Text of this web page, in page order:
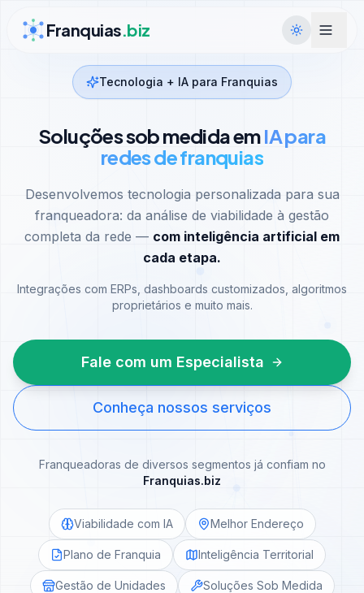
Franquias.biz
Tecnologia + IA para Franquias
Soluções sob medida emIA para
redes de franquias
Desenvolvemos tecnologia personalizada para sua
franqueadora: da análise de viabilidade à gestão
completa da rede — com inteligência artificial em
cada etapa.
Integrações com ERPs, dashboards customizados, algoritmos
proprietários e muito mais.
Fale com um Especialista
Conheça nossos serviços
Franqueadoras de diversos segmentos já confiam no
Franquias.biz
Viabilidade com IA Melhor Endereço
Plano de Franquia Inteligência Territorial
Gestão de Unidades Soluções Sob Medida